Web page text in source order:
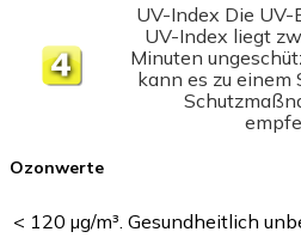
UV-Index Die
UV-Index liegt
Minuten
kann es zu einem
Ozonwerte
< 120 µg/m³. Gesundheitlich